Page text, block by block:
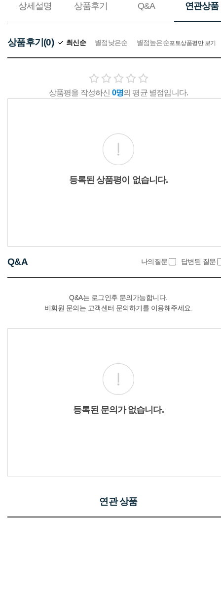
상세설명 상품후기 Q&A 연관상품
상품후기(0) 최신순 별점낮은순 별점높은순포토상품평만 보기
상품평을 작성하신 0명의 평균 별점입니다.
등록된 상품평이 없습니다.
Q&A 나의질문 답변된 질문
Q&A는 로그인후 문의가능합니다.
비회원 문의는 고객센터 문의하기를 이용해주세요.
등록된 문의가 없습니다.
연관 상품